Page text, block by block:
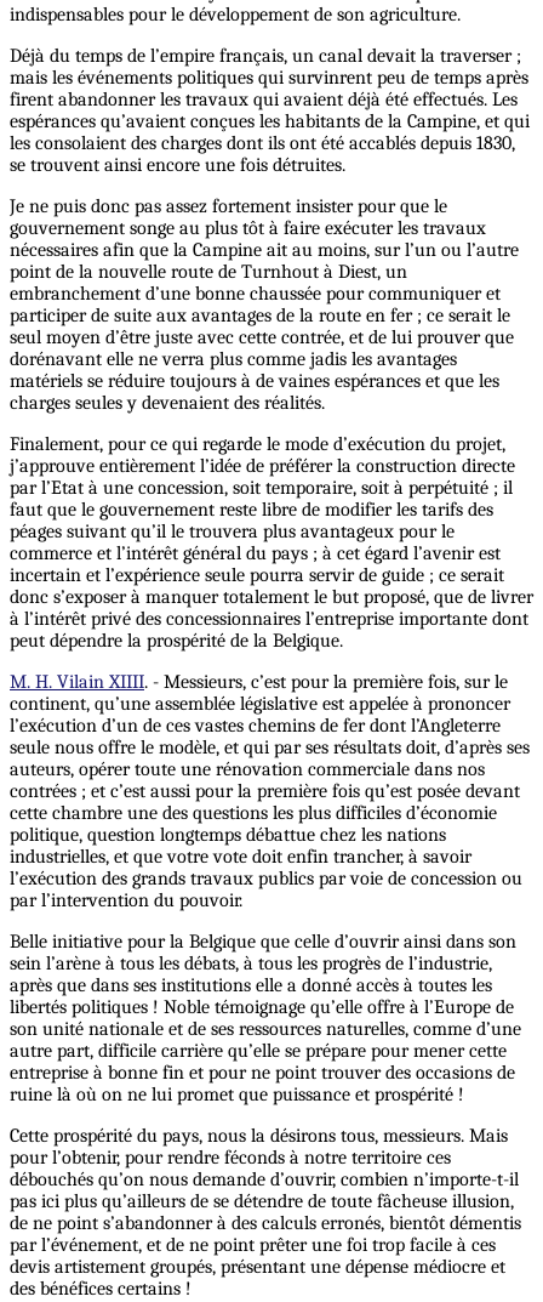
indispensables pour le développement de son agriculture.
Déjà du temps de l’empire français, un canal devait la traverser ;
mais les événements politiques qui survinrent peu de temps après
firent abandonner les travaux qui avaient déjà été effectués. Les
espérances qu’avaient conçues les habitants de la Campine, et qui
les consolaient des charges dont ils ont été accablés depuis 1830,
se trouvent ainsi encore une fois détruites.
Je ne puis donc pas assez fortement insister pour que le
gouvernement songe au plus tôt à faire exécuter les travaux
nécessaires afin que la Campine ait au moins, sur l’un ou l’autre
point de la nouvelle route de Turnhout à Diest, un
embranchement d’une bonne chaussée pour communiquer et
participer de suite aux avantages de la route en fer ; ce serait le
seul moyen d’être juste avec cette contrée, et de lui prouver que
dorénavant elle ne verra plus comme jadis les avantages
matériels se réduire toujours à de vaines espérances et que les
charges seules y devenaient des réalités.
Finalement, pour ce qui regarde le mode d’exécution du projet,
j’approuve entièrement l’idée de préférer la construction directe
par l’Etat à une concession, soit temporaire, soit à perpétuité ; il
faut que le gouvernement reste libre de modifier les tarifs des
péages suivant qu’il le trouvera plus avantageux pour le
commerce et l’intérêt général du pays ; à cet égard l’avenir est
incertain et l’expérience seule pourra servir de guide ; ce serait
donc s’exposer à manquer totalement le but proposé, que de livrer
à l’intérêt privé des concessionnaires l’entreprise importante dont
peut dépendre la prospérité de la Belgique.
M. H. Vilain XIIII. - Messieurs, c’est pour la première fois, sur le
continent, qu’une assemblée législative est appelée à prononcer
l’exécution d’un de ces vastes chemins de fer dont l’Angleterre
seule nous offre le modèle, et qui par ses résultats doit, d’après ses
auteurs, opérer toute une rénovation commerciale dans nos
contrées ; et c’est aussi pour la première fois qu’est posée devant
cette chambre une des questions les plus difficiles d’économie
politique, question longtemps débattue chez les nations
industrielles, et que votre vote doit enfin trancher, à savoir
l’exécution des grands travaux publics par voie de concession ou
par l’intervention du pouvoir.
Belle initiative pour la Belgique que celle d’ouvrir ainsi dans son
sein l’arène à tous les débats, à tous les progrès de l’industrie,
après que dans ses institutions elle a donné accès à toutes les
libertés politiques ! Noble témoignage qu’elle offre à l’Europe de
son unité nationale et de ses ressources naturelles, comme d’une
autre part, difficile carrière qu’elle se prépare pour mener cette
entreprise à bonne fin et pour ne point trouver des occasions de
ruine là où on ne lui promet que puissance et prospérité !
Cette prospérité du pays, nous la désirons tous, messieurs. Mais
pour l’obtenir, pour rendre féconds à notre territoire ces
débouchés qu’on nous demande d’ouvrir, combien n’importe-t-il
pas ici plus qu’ailleurs de se détendre de toute fâcheuse illusion,
de ne point s’abandonner à des calculs erronés, bientôt démentis
par l’événement, et de ne point prêter une foi trop facile à ces
devis artistement groupés, présentant une dépense médiocre et
des bénéfices certains !